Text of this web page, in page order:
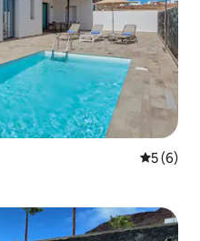
5 de
5 (6)